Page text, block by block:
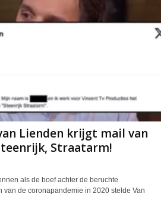
Lienden krijgt mail van
Straatarm!
als de boef achter de beruchte
van de coronapandemie in 2020 stelde Van